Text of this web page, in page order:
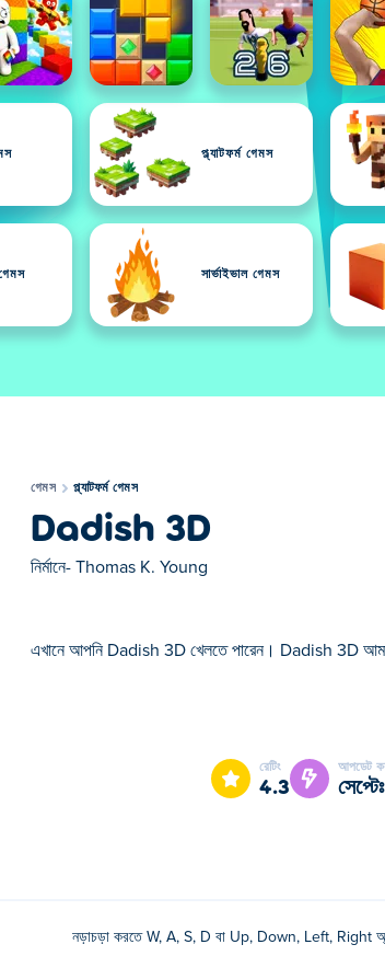
প্ল্যাটফর্ম গেমস
সার্ভাইভাল গেমস
গেমস প্ল্যাটফর্ম গেমস
Dadish 3D
নির্মানে- Thomas K. Young
এখানে আপনি Dadish 3D খেলতে পারেন। Dadish 3D
3D আমাদের নির্বাচিত প্ল্যাটফর্ম গেমস এর একটি।
রেটিং
4.3
আপডেট
নড়াচড়া করতে W, A, S, D বা Up, Down, Left, Right